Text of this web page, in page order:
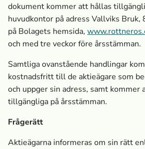
dokument kommer att hållas
huvudkontor på adress Vallviks Bruk,
på Bolagets hemsida,
och med tre veckor före årsstämman.
Samtliga ovanstående handlingar
kostnadsfritt till de aktieägare som
och uppger sin adress, samt kommer
tillgängliga på årsstämman.
Frågerätt
Aktieägarna informeras om sin rätt